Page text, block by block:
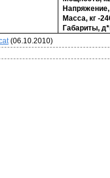
Масса, кг -
Габариты,
(06.10.2010)